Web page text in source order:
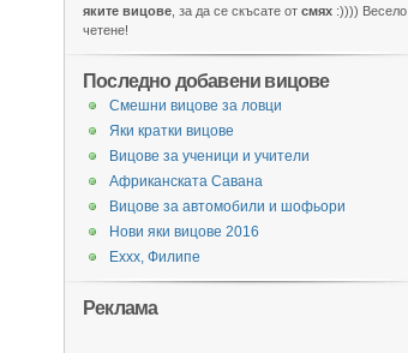
яките вицове , за да се скъсате от смях :)))) Весело
четене!
Последно добавени вицове
Смешни вицове за ловци
Яки кратки вицове
Вицове за ученици и учители
Африканската Савана
Вицове за автомобили и шофьори
Нови яки вицове 2016
Еххх, Филипе
Реклама